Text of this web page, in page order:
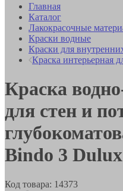
Главная
Каталог
Лакокрасочные
Краски водные
Краски для
Краска интерьерная
Краска
для стен и
Bindo 3
Код товара: 14373